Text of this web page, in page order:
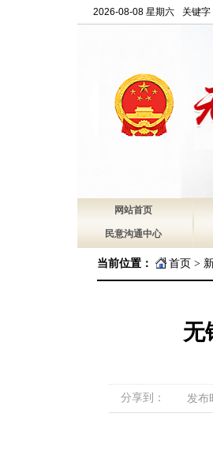
2026-08-08 星期六 关键字
网站首页
民意沟通中心
当前位置： 首页 >
无
分享到： 发布